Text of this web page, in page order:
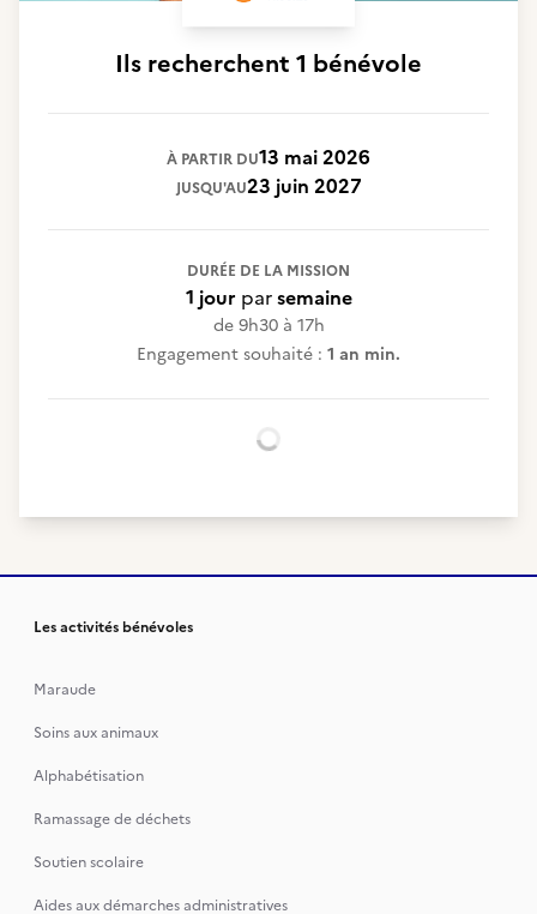
Ils recherchent 1 bénévole
À PARTIR DU13 mai 2026
JUSQU'AU23 juin 2027
DURÉE DE LA MISSION
1 jour parsemaine
de 9h30 à 17h
Engagement souhaité : 1 an min.
Chargement...
Les activités bénévoles
Maraude
Soins aux animaux
Alphabétisation
Ramassage de déchets
Soutien scolaire
Aides aux démarches administratives